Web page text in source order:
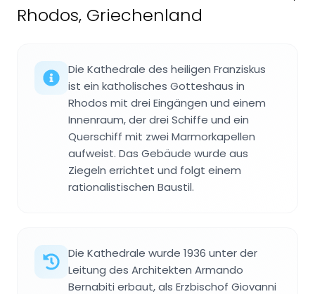
Rhodos, Griechenland
Die Kathedrale des heiligen Franziskus
ist ein katholisches Gotteshaus in
Rhodos mit drei Eingängen und einem
Innenraum, der drei Schiffe und ein
Querschiff mit zwei Marmorkapellen
aufweist. Das Gebäude wurde aus
Ziegeln errichtet und folgt einem
rationalistischen Baustil.
Die Kathedrale wurde 1936 unter der
Leitung des Architekten Armando
Bernabiti erbaut, als Erzbischof Giovanni